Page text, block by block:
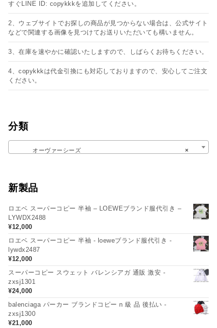
すぐLINE ID: copykkkを追加してください。
2、ウェブサイトでお探しの商品が見つからない場合は、公式サイト
などで関連する画像を見つけてお送りいただいても構いません。
3、在庫を速やかに確認いたしますので、しばらくお待ちください。
4、copykkkは代金引換にも対応しておりますので、安心してご注文
ください。
分類
×
オーヴァーシーズ
新製品
ロエベ スーパーコピー 半袖 – LOEWEブランド服代引き –
LYWDX2488
¥12,000
ロエベ スーパーコピー 半袖 - loeweブランド服代引き -
lywdx2487
¥12,000
スーパーコピー スウェット バレンシアガ 通販 激安 -
zxsj1301
¥24,000
balenciaga パーカー ブランドコピー n 級 品 後払い -
zxsj1300
¥21,000